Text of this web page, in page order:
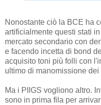
Nonostante ciò la BCE ha
artificialmente questi stati
mercato secondario con
e facendo incetta di bond
acquisito toni più folli con
ultimo di manomissione dei
Ma i PIIGS vogliono altro.
sono in prima fila per